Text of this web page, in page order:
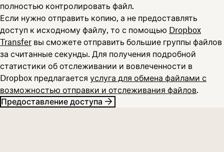
полностью контролировать файл.
Если нужно отправить копию, а не предоставлять
доступ к исходному файлу, то с помощью Dropbox
Transfer вы сможете отправить большие группы файлов
за считанные секунды. Для получения подробной
статистики об отслеживании и вовлеченности в
Dropbox предлагается услуга для обмена файлами с
возможностью отправки и отслеживания файлов.
Предоставление доступа